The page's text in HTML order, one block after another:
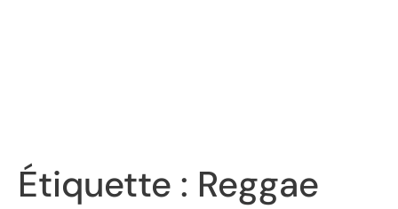
Étiquette : Reggae